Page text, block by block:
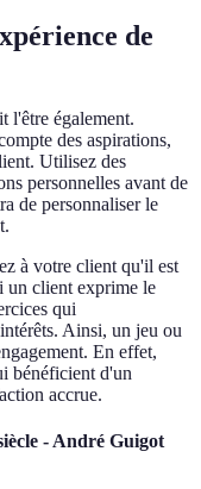
de
l'être également.
des aspirations,
Utilisez des
personnelles avant de
de personnaliser le
à votre client qu'il est
un client exprime le
qui
Ainsi, un jeu ou
En effet,
bénéficient d'un
accrue.
- André Guigot